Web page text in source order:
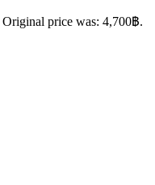
Original price was: 4,700฿.